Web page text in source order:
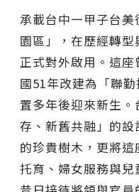
承載台中一甲子台
園區」，在歷經轉
正式對外啟用。這
國51年改建為「聯
置多年後迎來新生
存、新舊共融」的
的珍貴樹木，更將
托育、婦女服務與